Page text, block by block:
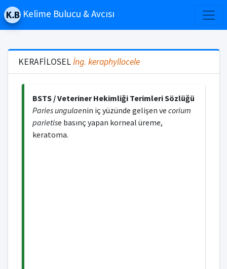
Kelime Bulucu & Avcısı
KERAFİLOSELİng. keraphyllocele
BSTS / Veteriner Hekimliği Terimleri Sözlüğü
Paries ungulaenin iç yüzünde gelişen ve corium
parietise basınç yapan korneal üreme,
keratoma.